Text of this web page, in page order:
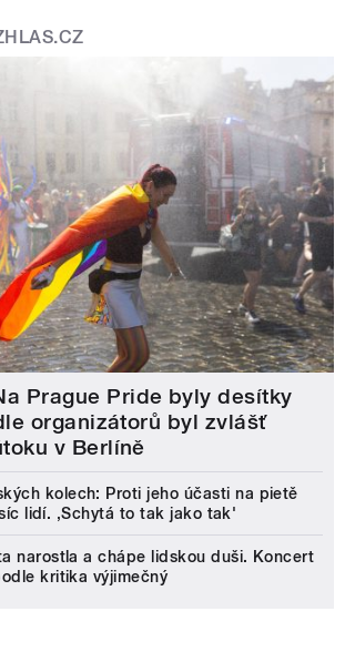
Prague Pride byly desítky
organizátorů byl zvlášť
v Berlíně
kolech: Proti jeho účasti na pietě
lidí. ‚Schytá to tak jako tak'
narostla a chápe lidskou duši. Koncert
kritika výjimečný